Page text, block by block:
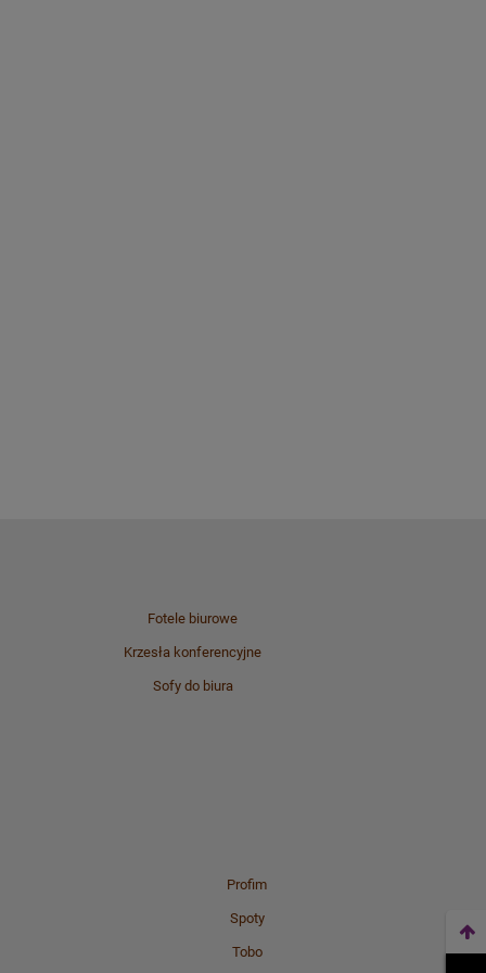
Fotele biurowe
Krzesła konferencyjne
Sofy do biura
Profim
Spoty
Tobo